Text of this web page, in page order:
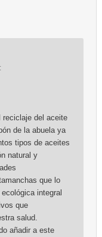
reciclaje del aceite
de la abuela ya
tipos de aceites
natural y
que lo
integral
que
salud.
añadir a este